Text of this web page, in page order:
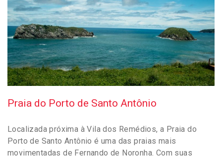
Praia do Porto de Santo Antônio
Localizada próxima à Vila dos Remédios, a Praia do
Porto de Santo Antônio é uma das praias mais
movimentadas de Fernando de Noronha. Com suas